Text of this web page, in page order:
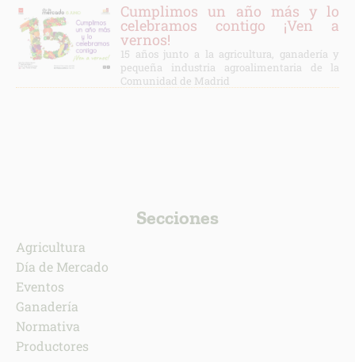
Cumplimos un año más y lo
celebramos contigo ¡Ven a
vernos!
15 años junto a la agricultura, ganadería y
pequeña industria agroalimentaria de la
Comunidad de Madrid
Secciones
Agricultura
Día de Mercado
Eventos
Ganadería
Normativa
Productores